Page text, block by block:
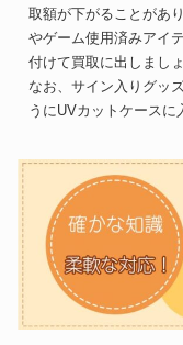
取額が下がることがあ
やゲーム使用済みアイ
付けて買取に出しましょ
なお、サイン入りグッ
うにUVカットケースに